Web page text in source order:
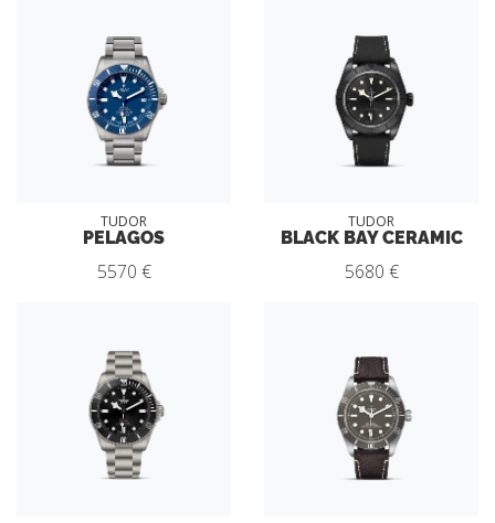
TUDOR
PELAGOS
5570 €
TUDOR
BLACK BAY CERAMIC
5680 €